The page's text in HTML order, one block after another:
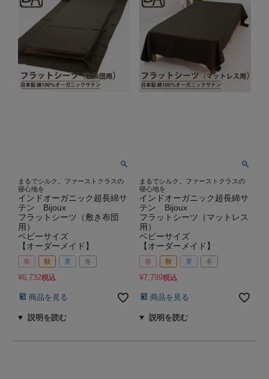
まるでシルク。ファーストクラスの
寝心地を
インドオーガニック超長綿サ
テン Bijoux
フラットシーツ（敷き布団
用）
ベビーサイズ
【オーダーメイド】
春 秋 夏 冬
¥6,732税込
商品を見る
まるでシルク。ファーストクラスの
寝心地を
インドオーガニック超長綿サ
テン Bijoux
フラットシーツ（マットレス
用）
ベビーサイズ
【オーダーメイド】
春 秋 夏 冬
¥7,799税込
商品を見る